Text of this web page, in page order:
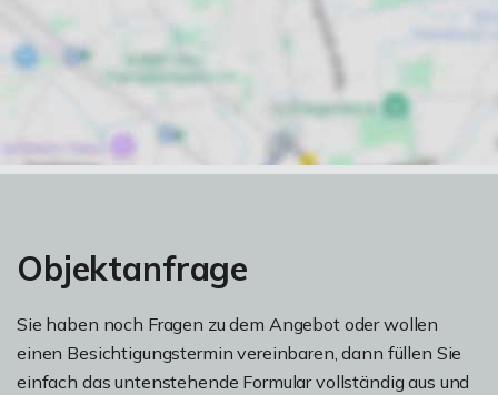
Objektanfrage
Sie haben noch Fragen zu dem Angebot oder wollen
einen Besichtigungstermin vereinbaren, dann füllen Sie
einfach das untenstehende Formular vollständig aus und